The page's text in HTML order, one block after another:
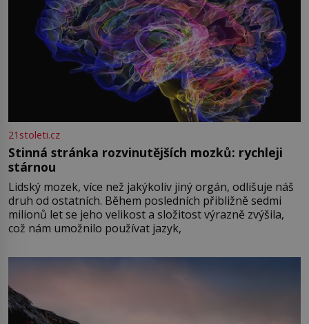
21stoleti.cz
Stinná stránka rozvinutějších mozků: rychleji
stárnou
Lidský mozek, více než jakýkoliv jiný orgán, odlišuje náš
druh od ostatních. Během posledních přibližně sedmi
milionů let se jeho velikost a složitost výrazně zvýšila,
což nám umožnilo používat jazyk,